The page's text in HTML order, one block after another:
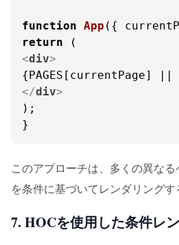
function App ( {
return
<div>
{PAGES[currentPage] ||
</div>
);
}
このアプローチは、多くの異な
を条件に基づいてレンダリングす
7. HOCを使用した条件レ